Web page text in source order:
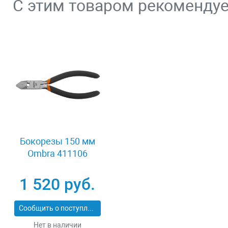
С этим товаром
Бокорезы 150 мм
Ombra 411106
1 520 руб.
Сообщить о поступлении
Нет в наличии